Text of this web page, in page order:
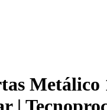
Metálico